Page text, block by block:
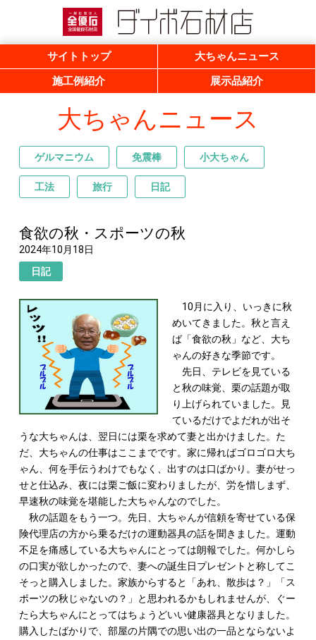
一般社団法人 全優石 全国優良石材店
サイトトップ
大ちゃんニュース
施工例紹介
展示品紹介
大ちゃんニュース
ゲルマニウム 免震棒 小大ちゃん
工法 旅行 日記
食欲の秋・スポーツの秋
2024年10月18日
日記
10月に入り、いっきに秋
めいてきました。秋と言え
ば「食欲の秋」など、大ち
ゃんの好きな季節です。
先日、テレビを見ている
と秋の味覚、栗の話題が取
り上げられていました。見
ているだけでよだれが出そ
うな大ちゃんは、翌日には栗を求めて妻と出かけました。た
だ、大ちゃんの仕事はここまでです。家に帰ればゴロゴロ大ち
ゃん、何を手伝うわけでもなく、出すのは口ばかり。妻がせっ
せと仕込み、夜には栗ご飯に変わりましたが、労を惜しまず、
早速秋の味覚を堪能した大ちゃんなのでした。
秋の話題をもう一つ。先日、大ちゃんが信頼を寄せている保
険代理店の方から乗るだけの運動器具の話を聞きました。運動
不足を痛感している大ちゃんにとっては朗報でした。何かしら
の口実が欲しかったので、妻への誕生日プレゼントと称してこ
そっと購入しました。家族からすると「あれ、散歩は？」「ス
ポーツの秋じゃないの？」と思われるかもしれませんが、ぐー
たら大ちゃんにとってはちょうどいい健康器具となりました。
購入したばかりで、部屋の片隅での思い出の一品とならないよ